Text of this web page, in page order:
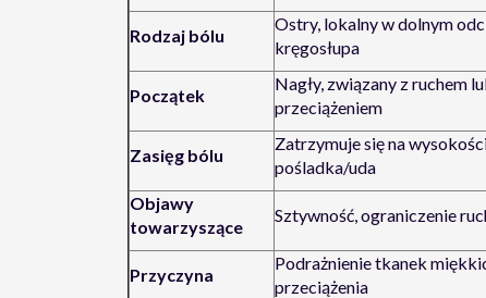
Rodzaj bólu
Ostry, lokalny w dolnym
kręgosłupa
Początek
Nagły, związany z ruchem
przeciążeniem
Zasięg bólu
Zatrzymuje się na
pośladka/uda
Objawy
towarzyszące
Sztywność, ograniczenie
Przyczyna
Podrażnienie tkanek
przeciążenia